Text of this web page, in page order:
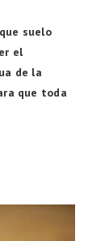
suelo
el
de la
que toda